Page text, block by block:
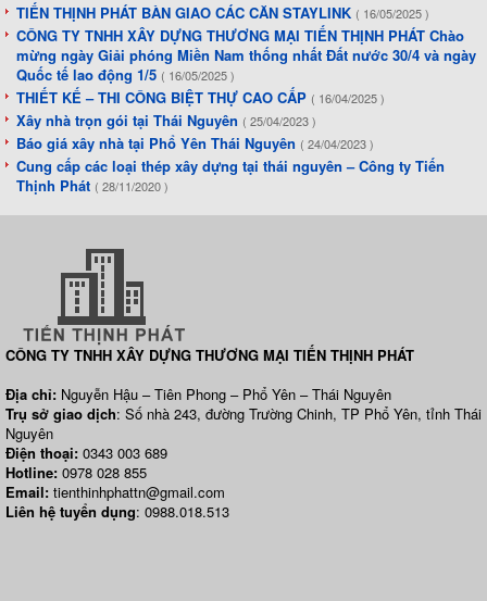
TIẾN THỊNH PHÁT BÀN GIAO CÁC CĂN STAYLINK ( 16/05/2025 )
CÔNG TY TNHH XÂY DỰNG THƯƠNG MẠI TIẾN THỊNH PHÁT Chào
mừng ngày Giải phóng Miền Nam thống nhất Đất nước 30/4 và ngày
Quốc tế lao động 1/5 ( 16/05/2025 )
THIẾT KẾ – THI CÔNG BIỆT THỰ CAO CẤP ( 16/04/2025 )
Xây nhà trọn gói tại Thái Nguyên ( 25/04/2023 )
Báo giá xây nhà tại Phổ Yên Thái Nguyên ( 24/04/2023 )
Cung cấp các loại thép xây dựng tại thái nguyên – Công ty Tiến
Thịnh Phát ( 28/11/2020 )
CÔNG TY TNHH XÂY DỰNG THƯƠNG MẠI TIẾN THỊNH PHÁT
Địa chỉ: Nguyễn Hậu – Tiên Phong – Phổ Yên – Thái Nguyên
Trụ sở giao dịch: Số nhà 243, đường Trường Chinh, TP Phổ Yên, tỉnh Thái
Nguyên
Điện thoại: 0343 003 689
Hotline: 0978 028 855
Email: tienthinhphattn@gmail.com
Liên hệ tuyển dụng: 0988.018.513